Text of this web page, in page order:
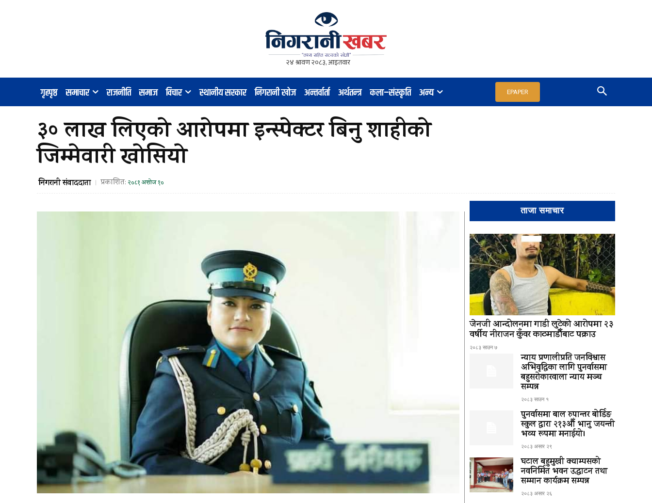
गृहपृष्ठ समाचार राजनीति समाज विचार स्थानीय सरकार निगरानी खोज अन्तर्वार्ता अर्थतन्त्र कला–संस्कृति अन्य EPAPER
३० लाख लिएको आरोपमा इन्स्पेक्टर बिनु शाहीको
जिम्मेवारी खोसियो
निगरानी संवाददाता प्रकाशित: २०८१ अशोज १०
ताजा समाचार
जेनजी आन्दोलनमा गाडी लुटेको आरोपमा २३
वर्षीय नीराजन कुँवर काठमाडौँबाट पक्राउ
२०८३ साउन ७
न्याय प्रणालीप्रति जनविश्वास
अभिवृद्धिका लागि पुनर्वासमा
बहुसरोकारवाला न्याय मञ्च
सम्पन्न
२०८३ साउन १
पुनर्वासमा बाल रुपान्तर बोर्डिङ
स्कुल द्धारा २१३औँ भानु जयन्ती
भव्य रूपमा मनाईयो।
२०८३ असार २९
घटाल बहुमुखी क्याम्पसको
नवनिर्मित भवन उद्घाटन तथा
सम्मान कार्यक्रम सम्पन्न
२०८३ असार २६